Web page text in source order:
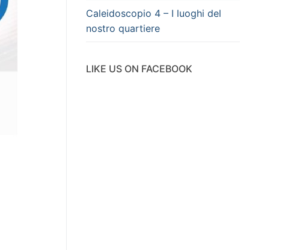
Caleidoscopio 4 – I luoghi del
nostro quartiere
LIKE US ON FACEBOOK